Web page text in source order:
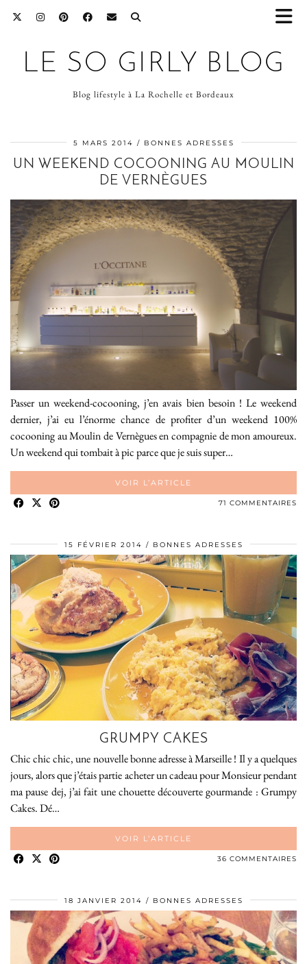
LE SO GIRLY BLOG
Blog lifestyle à La Rochelle et Bordeaux
5 MARS 2014 BONNES ADRESSES
UN WEEKEND COCOONING AU MOULIN
DE VERNÈGUES
Passer un weekend-cocooning, j’en avais bien besoin ! Le weekend
dernier, j’ai eu l’énorme chance de profiter d’un weekend 100%
cocooning au Moulin de Vernègues en compagnie de mon amoureux.
Un weekend qui tombait à pic parce que je suis super…
VOIR L’ARTICLE
71 COMMENTAIRES
15 FÉVRIER 2014 BONNES ADRESSES
GRUMPY CAKES
Chic chic chic, une nouvelle bonne adresse à Marseille ! Il y a quelques
jours, alors que j’étais partie acheter un cadeau pour Monsieur pendant
ma pause dej, j’ai fait une chouette découverte gourmande : Grumpy
Cakes. Dé…
VOIR L’ARTICLE
36 COMMENTAIRES
18 JANVIER 2014 BONNES ADRESSES